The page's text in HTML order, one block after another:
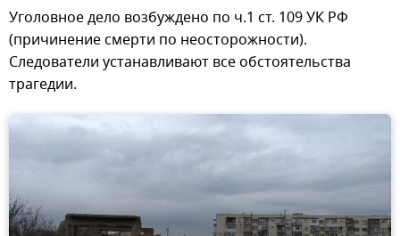
Уголовное дело возбуждено по ч.1 ст. 109 УК РФ
(причинение смерти по неосторожности).
Следователи устанавливают все обстоятельства
трагедии.